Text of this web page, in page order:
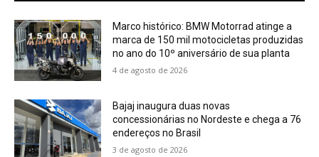
Marco histórico: BMW Motorrad atinge a
marca de 150 mil motocicletas produzidas
no ano do 10º aniversário de sua planta
4 de agosto de 2026
Bajaj inaugura duas novas
concessionárias no Nordeste e chega a 76
endereços no Brasil
3 de agosto de 2026